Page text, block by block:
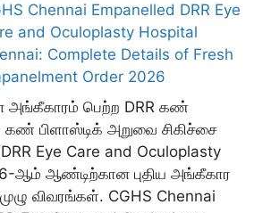
Chennai Empanelled DRR Eye
and Oculoplasty Hospital
Complete Details of Fresh
Order 2026
அங்கீகாரம் பெற்ற DRR கண்
கண் பிளாஸ்டிக் அறுவை சிகிச்சை
Eye Care and Oculoplasty
ஆம் ஆண்டிற்கான புதிய அங்கீகார
விவரங்கள். CGHS Chennai